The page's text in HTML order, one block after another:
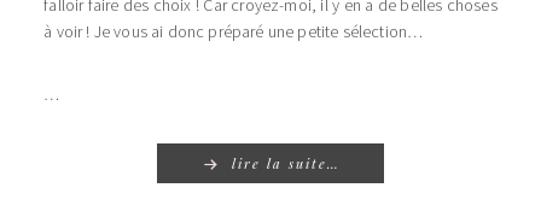
falloir faire des choix ! Car croyez-moi, il y en a de belles choses
à voir ! Je vous ai donc préparé une petite sélection…
…
lire la suite…